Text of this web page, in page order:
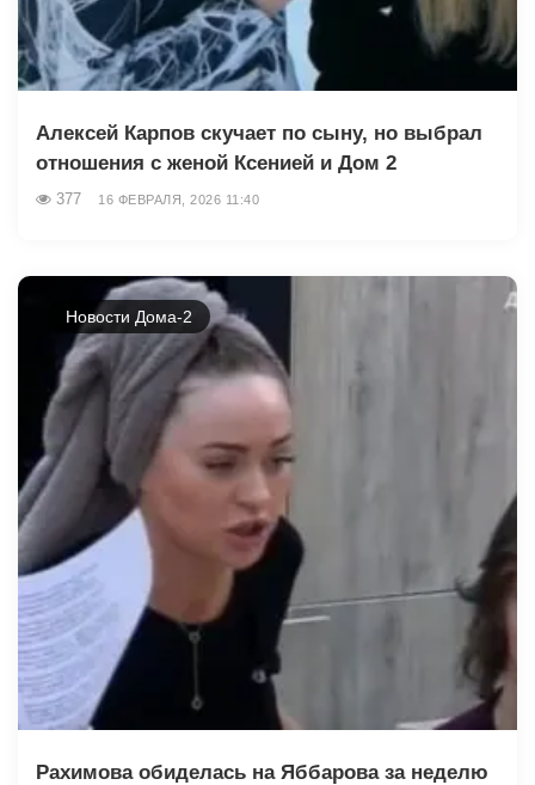
Алексей Карпов скучает по сыну, но выбрал
отношения с женой Ксенией и Дом 2
377 16 ФЕВРАЛЯ, 2026 11:40
Новости Дома-2
Рахимова обиделась на Яббарова за неделю